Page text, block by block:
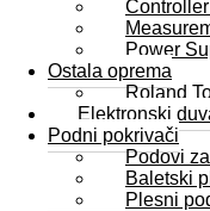
Power
Ostala oprema
Roland
Elektronski
Podni pokrivači
Podovi
Baletski
Plesni